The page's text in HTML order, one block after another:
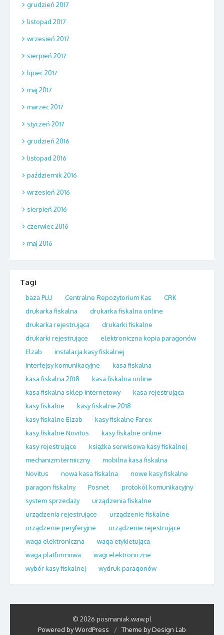
grudzień 2017
listopad 2017
wrzesień 2017
sierpień 2017
lipiec 2017
maj 2017
marzec 2017
styczeń 2017
grudzień 2016
listopad 2016
październik 2016
wrzesień 2016
sierpień 2016
czerwiec 2016
maj 2016
Tagi
baza PLU Centralne Repozytorium Kas
CRK
drukarka fiskalna
drukarka fiskalna online
drukarka rejestrująca
drukarki fiskalne
drukarki rejestrujące
elektroniczna kopia paragonów
Elzab
instalacja kasy fiskalnej
interfejsy komunikacyjne
kasa fiskalna
kasa fiskalna 2018
kasa fiskalna online
kasa fiskalna sklep internetowy
kasa rejestrująca
kasy fiskalne
kasy fiskalne 2018
kasy fiskalne Elzab
kasy fiskalne Farex
kasy fiskalne Novitus
kasy fiskalne online
kasy rejestrujące
książka serwisowa kasy fiskalnej
mechanizm termiczny
mobilna kasa fiskalna
Novitus
nowa kasa fiskalna
nowe kasy fiskalne
paragon fiskalny
Posnet
protokół komunikacyjny
system sprzedaży
urządzenia fiskalne
urządzenia rejestrujące
urządzenie fiskalne
urządzenie peryferyjne
urządzenie rejestrujące
waga elektroniczna
waga etykietująca
waga platformowa
wagi elektroniczne
wybór kasy fiskalnej
wydruk paragonów
© 2026 posmaniak.waw.pl
Powered by WordPress
/ Theme by Design Lab